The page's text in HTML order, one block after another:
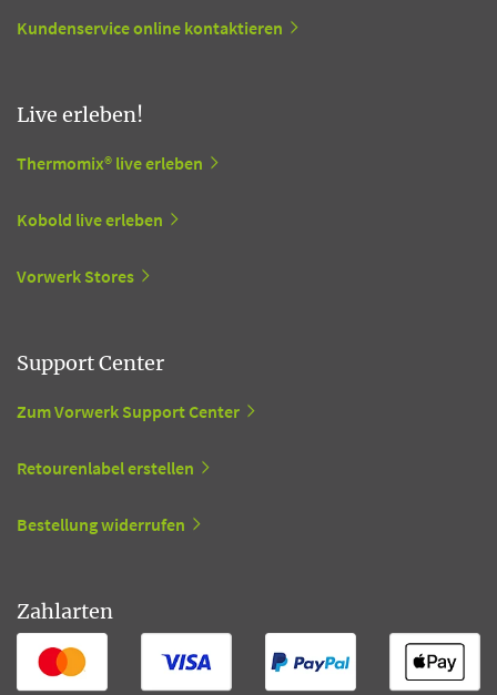
Kundenservice online kontaktieren
Live erleben!
Thermomix® live erleben
Kobold live erleben
Vorwerk Stores
Support Center
Zum Vorwerk Support Center
Retourenlabel erstellen
Bestellung widerrufen
Zahlarten